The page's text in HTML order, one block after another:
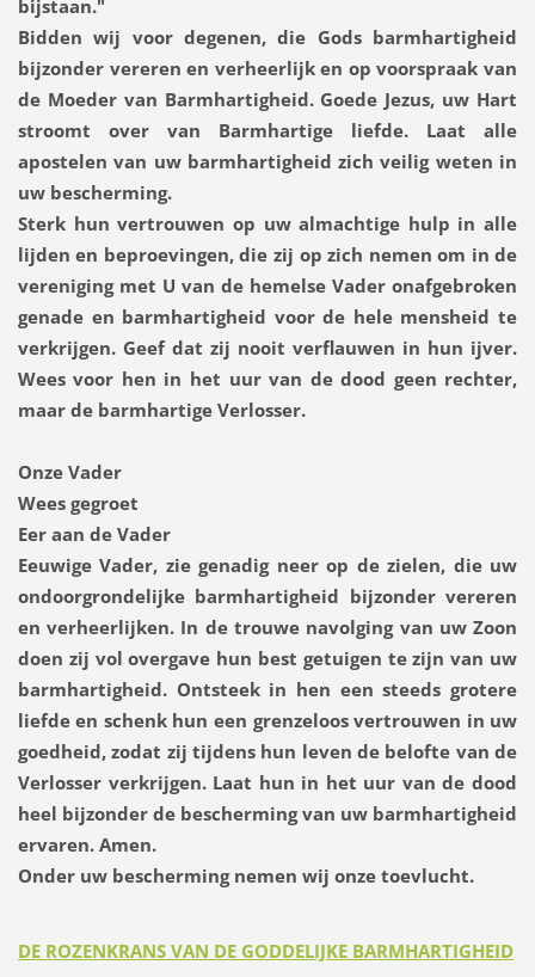
bijstaan."
Bidden wij voor degenen, die Gods barmhartigheid
bijzonder vereren en verheerlijk en op voorspraak van
de Moeder van Barmhartigheid. Goede Jezus, uw Hart
stroomt over van Barmhartige liefde. Laat alle
apostelen van uw barmhartigheid zich veilig weten in
uw bescherming.
Sterk hun vertrouwen op uw almachtige hulp in alle
lijden en beproevingen, die zij op zich nemen om in de
vereniging met U van de hemelse Vader onafgebroken
genade en barmhartigheid voor de hele mensheid te
verkrijgen. Geef dat zij nooit verflauwen in hun ijver.
Wees voor hen in het uur van de dood geen rechter,
maar de barmhartige Verlosser.
Onze Vader
Wees gegroet
Eer aan de Vader
Eeuwige Vader, zie genadig neer op de zielen, die uw
ondoorgrondelijke barmhartigheid bijzonder vereren
en verheerlijken. In de trouwe navolging van uw Zoon
doen zij vol overgave hun best getuigen te zijn van uw
barmhartigheid. Ontsteek in hen een steeds grotere
liefde en schenk hun een grenzeloos vertrouwen in uw
goedheid, zodat zij tijdens hun leven de belofte van de
Verlosser verkrijgen. Laat hun in het uur van de dood
heel bijzonder de bescherming van uw barmhartigheid
ervaren. Amen.
Onder uw bescherming nemen wij onze toevlucht.
DE ROZENKRANS VAN DE GODDELIJKE BARMHARTIGHEID